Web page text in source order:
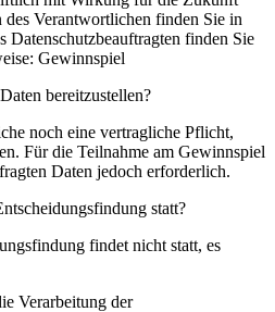
Verantwortlichen finden Sie in
finden Sie
Gewinnspiel
bereitzustellen?
noch eine vertragliche Pflicht,
Für die Teilnahme am Gewinnspiel
Daten jedoch erforderlich.
statt?
findet nicht statt, es
Verarbeitung der